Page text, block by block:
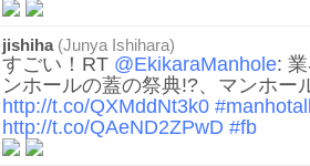
jishiha(Junya Ishihara)
すごい！RT @EkikaraManhole:
ンホールの蓋の祭典!?、マンホー
http://t.co/QXMddNt3k0
http://t.co/QAeND2ZPwD #fb